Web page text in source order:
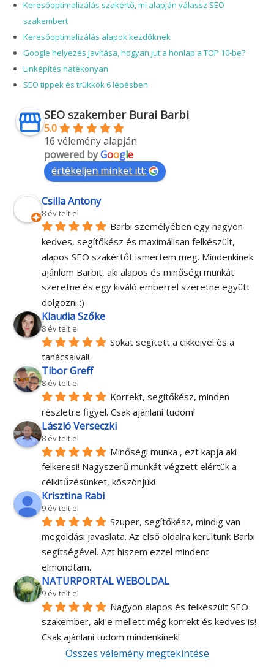
Keresőoptimalizálás szakértő, mi alapján válassz SEO
szakembert
Keresőoptimalizálás alapok kezdőknek
Google helyezés javítása, hogyan jut a honlap a TOP 10-be?
Linképítés hatékonyan
SEO tippek és trükkök 6 lépésben
SEO szakember Burai Barbi
5.0
16 vélemény alapján
powered byGoogle
értékeljen minket itt:
Csilla Antony
8 év telt el
Barbi személyében egy nagyon
kedves, segítőkész és maximálisan felkészült,
alapos SEO szakértőt ismertem meg. Mindenkinek
ajánlom Barbit, aki alapos és minőségi munkát
szeretne és egy kiváló emberrel szeretne együtt
dolgozni :)
Klaudia Szőke
8 év telt el
Sokat segìtett a cikkeivel ès a
tanàcsaival!
Tibor Greff
8 év telt el
Korrekt, segítőkész, minden
részletre figyel. Csak ajánlani tudom!
László Verseczki
8 év telt el
Minőségi munka , ezt kapja aki
felkeresi! Nagyszerű munkát végzett elértük a
célkitűzésünket, köszönjük!
Krisztina Rabi
9 év telt el
Szuper, segítőkész, mindig van
megoldási javaslata. Az első oldalra kerültünk Barbi
segítségével. Azt hiszem ezzel mindent
elmondtam.
NATURPORTAL WEBOLDAL
9 év telt el
Nagyon alapos és felkészült SEO
szakember, aki e mellett még korrekt és kedves is!
Csak ajánlani tudom mindenkinek!
Összes vélemény megtekintése